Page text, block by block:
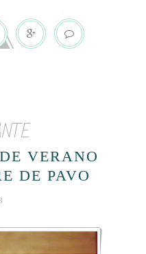
VERANO
DE PAVO